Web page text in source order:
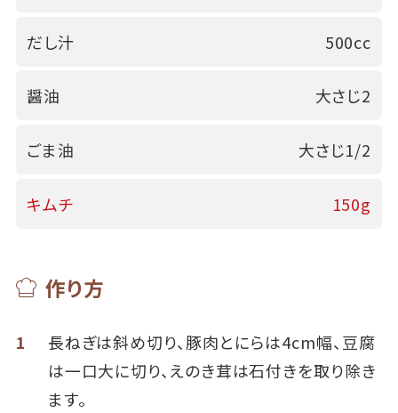
だし汁 500cc
醤油 大さじ2
ごま油 大さじ1/2
キムチ 150g
作り方
1
長ねぎは斜め切り、豚肉とにらは4cm幅、豆腐
は一口大に切り、えのき茸は石付きを取り除き
ます。